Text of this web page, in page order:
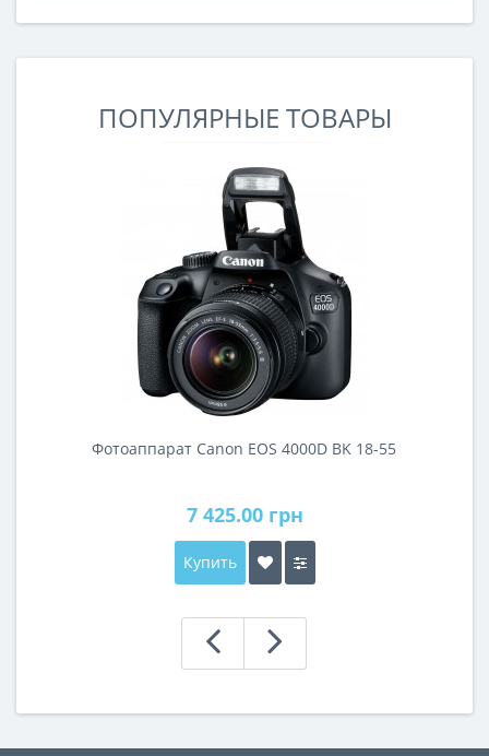
уточнить, имеются ли в памяти навигатора карты
ПОПУЛЯРНЫЕ ТОВАРЫ
Фотоаппарат Canon EOS 4000D BK 18-55
7 425.00 грн
Купить